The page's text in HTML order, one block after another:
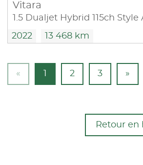
Vitara
1.5 Dualjet Hybrid 115ch Style
2022 13 468 km
« 2 3 »
Retour en